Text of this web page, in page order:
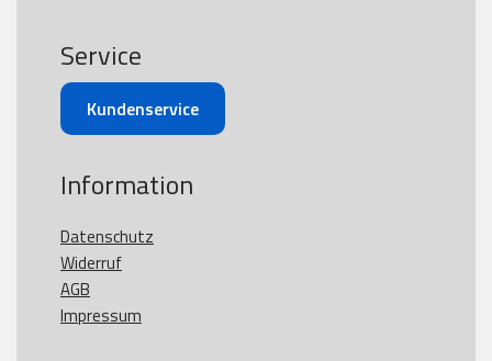
Service
Kundenservice
Information
Datenschutz
Widerruf
AGB
Impressum